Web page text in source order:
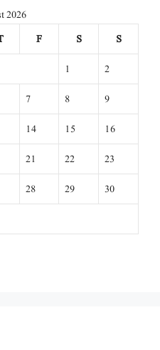
2026
F S
S
1
2
7 8
9
14 15
16
21 22
23
28 29
30